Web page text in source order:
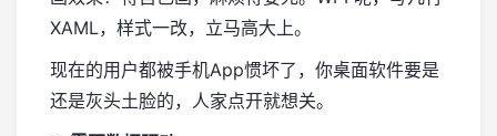
XAML，样式一改，立马高大上。
现在的用户都被手机App惯坏了，你桌面软件要是
还是灰头土脸的，人家点开就想关。